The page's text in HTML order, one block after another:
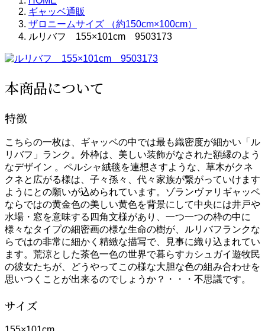
ギャッベ通販
ザロニームサイズ （約150cm×100cm）
ルリバフ 155×101cm 9503173
本商品について
特徴
こちらの一枚は、ギャッベの中では最も織密度が細かい「ル
リバフ」ランク。外枠は、美しい装飾がなされた額縁のよう
なデザイン 。ペルシャ絨毯を連想さすような、草木がクネ
クネと広がる様は、子々孫々、代々家族が繋がっていけます
ようにとの願いが込められています。ゾランヴァリギャッベ
ならではの黄金色の美しい黄色を背景にして中央には井戸や
水場・窓を意味する四角文様があり、一つ一つの枠の中に
様々なタイプの細密画の様な生命の樹が、ルリバフランクな
らではの非常に細かく精緻な描写で、見事に織り込まれてい
ます。荒涼とした茶色一色の世界で暮らすカシュガイ遊牧民
の彼女たちが、どうやってこの様な大胆な色の組み合わせを
思いつくことが出来るのでしょうか？・・・不思議です。
サイズ